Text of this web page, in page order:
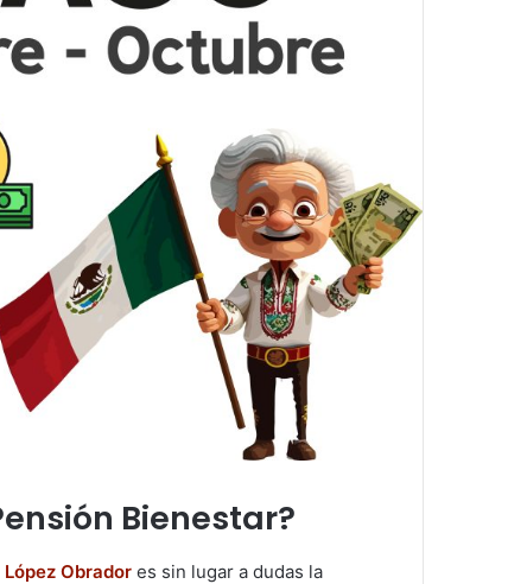
Bienestar?
Obrador es sin lugar a dudas la